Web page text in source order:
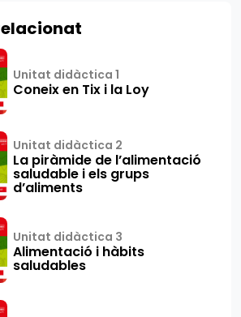
Unitat didàctica 1
Coneix en Tix i la Loy
Unitat didàctica 2
La piràmide de l’alimentació
saludable i els grups
d’aliments
Unitat didàctica 3
Alimentació i hàbits
saludables